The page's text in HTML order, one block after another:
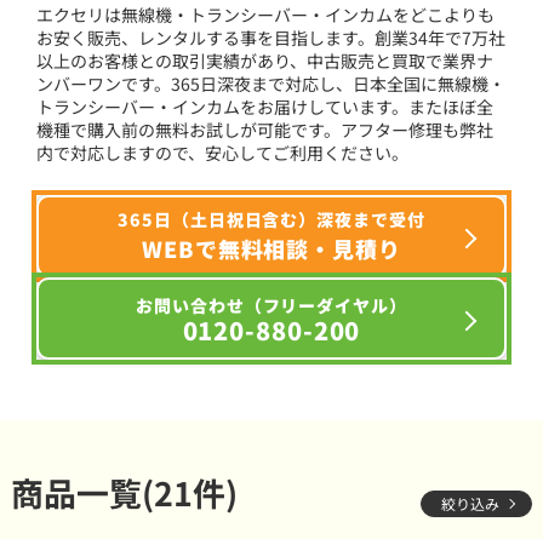
エクセリは無線機・トランシーバー・インカムをどこよりも
お安く販売、レンタルする事を目指します。創業34年で7万社
以上のお客様との取引実績があり、中古販売と買取で業界ナ
ンバーワンです。365日深夜まで対応し、日本全国に無線機・
トランシーバー・インカムをお届けしています。またほぼ全
機種で購入前の無料お試しが可能です。アフター修理も弊社
内で対応しますので、安心してご利用ください。
365日（土日祝日含む）深夜まで受付
WEBで無料相談・見積り
お問い合わせ（フリーダイヤル）
0120-880-200
商品一覧(21件) 絞り込み